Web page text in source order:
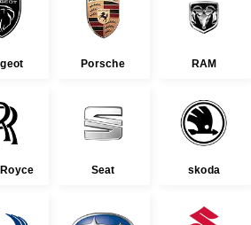
Porsche RAM
Seat skoda